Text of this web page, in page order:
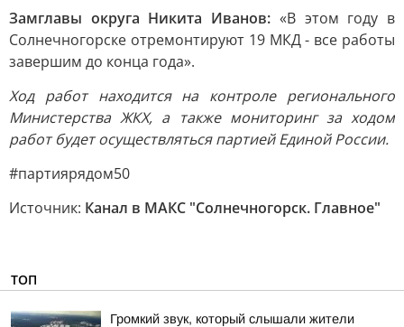
Замглавы округа Никита Иванов: «В этом году в
Солнечногорске отремонтируют 19 МКД - все работы
завершим до конца года».
Ход работ находится на контроле регионального
Министерства ЖКХ, а также мониторинг за ходом
работ будет осуществляться партией Единой России.
#партиярядом50
Источник: Канал в МАКС "Солнечногорск. Главное"
ТОП
Громкий звук, который слышали жители